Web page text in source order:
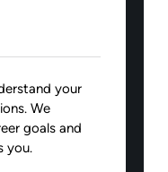
your
We
goals and
you.